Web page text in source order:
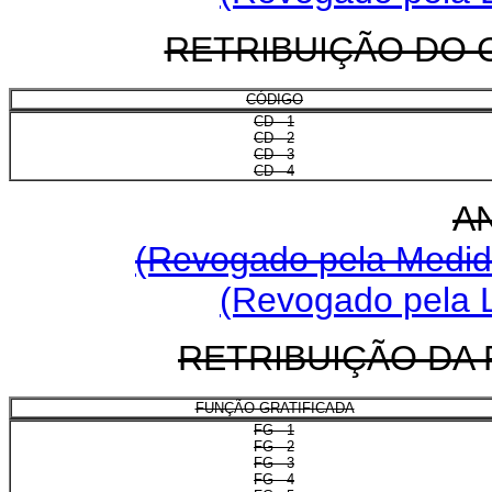
RETRIBUIÇÃO DO
CÓDIGO
CD - 1
CD - 2
CD - 3
CD - 4
(Revogado pela
(Revogado pela
RETRIBUIÇÃO DA
FUNÇÃO GRATIFICADA
FG - 1
FG - 2
FG - 3
FG - 4